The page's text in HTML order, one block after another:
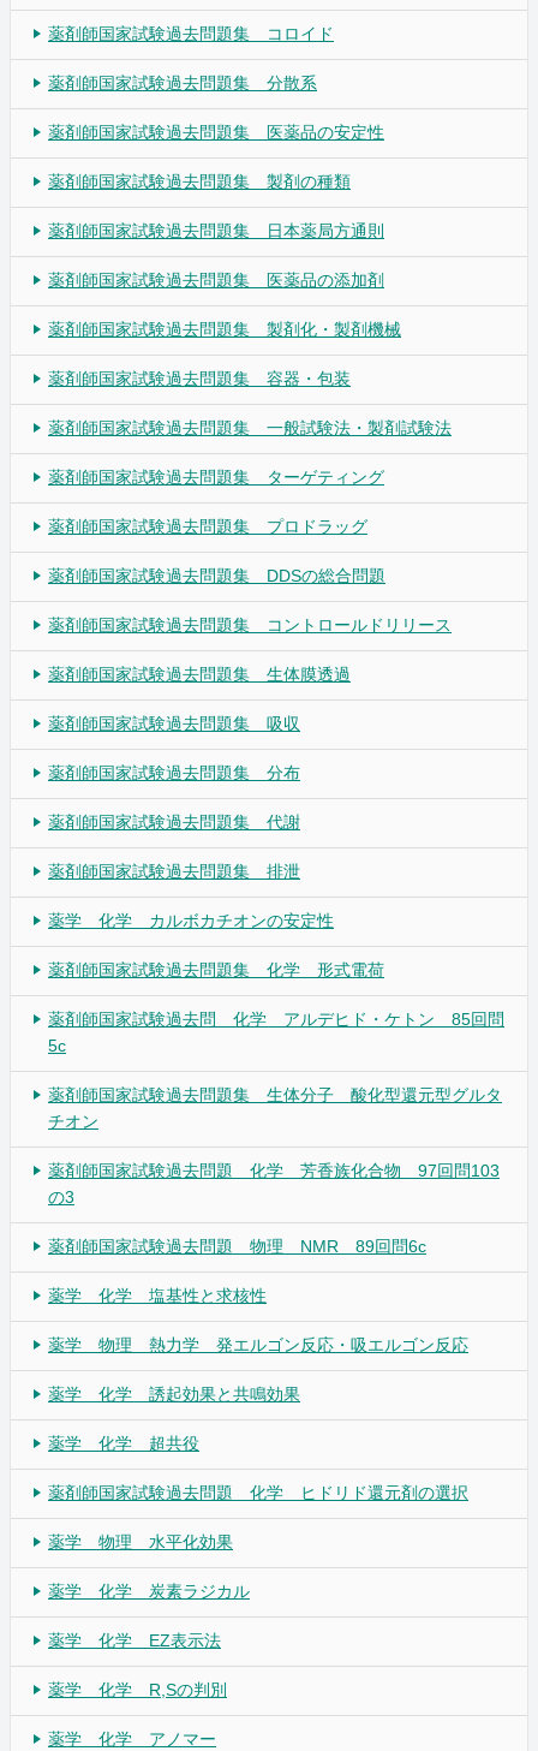
薬剤師国家試験過去問題集 コロイド
薬剤師国家試験過去問題集 分散系
薬剤師国家試験過去問題集 医薬品の安定性
薬剤師国家試験過去問題集 製剤の種類
薬剤師国家試験過去問題集 日本薬局方通則
薬剤師国家試験過去問題集 医薬品の添加剤
薬剤師国家試験過去問題集 製剤化・製剤機械
薬剤師国家試験過去問題集 容器・包装
薬剤師国家試験過去問題集 一般試験法・製剤試験法
薬剤師国家試験過去問題集 ターゲティング
薬剤師国家試験過去問題集 プロドラッグ
薬剤師国家試験過去問題集 DDSの総合問題
薬剤師国家試験過去問題集 コントロールドリリース
薬剤師国家試験過去問題集 生体膜透過
薬剤師国家試験過去問題集 吸収
薬剤師国家試験過去問題集 分布
薬剤師国家試験過去問題集 代謝
薬剤師国家試験過去問題集 排泄
薬学 化学 カルボカチオンの安定性
薬剤師国家試験過去問題集 化学 形式電荷
薬剤師国家試験過去問 化学 アルデヒド・ケトン 85回問
5c
薬剤師国家試験過去問題集 生体分子 酸化型還元型グルタ
チオン
薬剤師国家試験過去問題 化学 芳香族化合物 97回問103
の3
薬剤師国家試験過去問題 物理 NMR 89回問6c
薬学 化学 塩基性と求核性
薬学 物理 熱力学 発エルゴン反応・吸エルゴン反応
薬学 化学 誘起効果と共鳴効果
薬学 化学 超共役
薬剤師国家試験過去問題 化学 ヒドリド還元剤の選択
薬学 物理 水平化効果
薬学 化学 炭素ラジカル
薬学 化学 EZ表示法
薬学 化学 R,Sの判別
薬学 化学 アノマー